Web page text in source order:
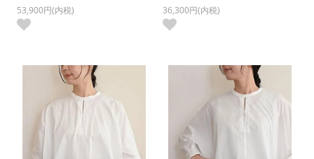
53,900円(内税) 36,300円(内税)